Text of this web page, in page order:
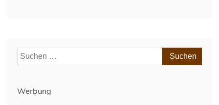
Suchen
nach:
Werbung